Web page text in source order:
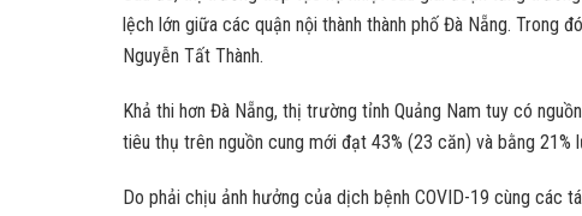
lệch lớn giữa các quận nội thành thành phố Đà Nẵng. Trong
Nguyễn Tất Thành.
Khả thi hơn Đà Nẵng, thị trường tỉnh Quảng Nam tuy có
tiêu thụ trên nguồn cung mới đạt 43% (23 căn) và bằng 21%
Do phải chịu ảnh hưởng của dịch bệnh COVID-19 cùng